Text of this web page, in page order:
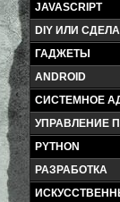
JAVASCRIPT
DIY ИЛИ
ГАДЖЕТЫ
ANDROID
СИСТЕМНОЕ
УПРАВЛЕНИЕ
PYTHON
РАЗРАБОТКА